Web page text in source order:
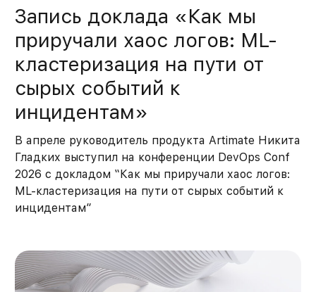
Запись доклада «Как мы
приручали хаос логов: ML-
кластеризация на пути от
сырых событий к
инцидентам»
В апреле руководитель продукта Artimate Никита
Гладких выступил на конференции DevOps Conf
2026 с докладом “Как мы приручали хаос логов:
ML-кластеризация на пути от сырых событий к
инцидентам”